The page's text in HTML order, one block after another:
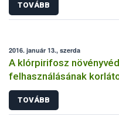
TOVÁBB
2016. január 13., szerda
A klórpirifosz
felhasználásának
TOVÁBB